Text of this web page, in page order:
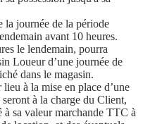
la journée de la période
avant 10 heures.
le lendemain, pourra
Loueur d’une journée de
dans le magasin.
à la mise en place d’une
à la charge du Client,
sa valeur marchande TTC à